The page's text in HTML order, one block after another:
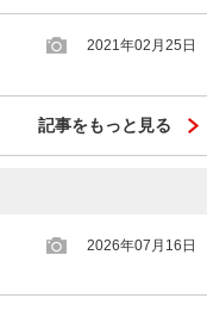
2021年02月25日
記事をもっと見る
2026年07月16日